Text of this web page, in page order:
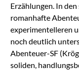
Erzählungen. In
romanhafte
experimentelleren
noch deutlich
Abenteuer-SF
soliden,